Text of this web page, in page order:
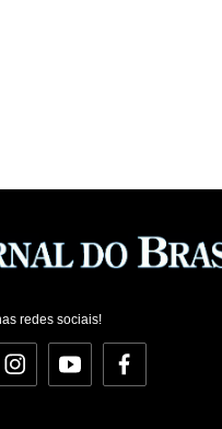
redes sociais!
InstagramYouTubeFacebook